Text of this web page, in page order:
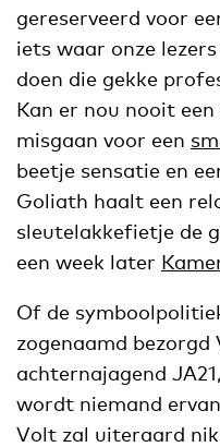
gereserveerd voor
iets waar onze
doen die gekke
Kan er nou nooit
misgaan voor een
beetje sensatie en
Goliath haalt een
sleutelakkefietje de
een week later
Of de
zogenaamd
achternajagend
wordt niemand
Volt zal uiteraard